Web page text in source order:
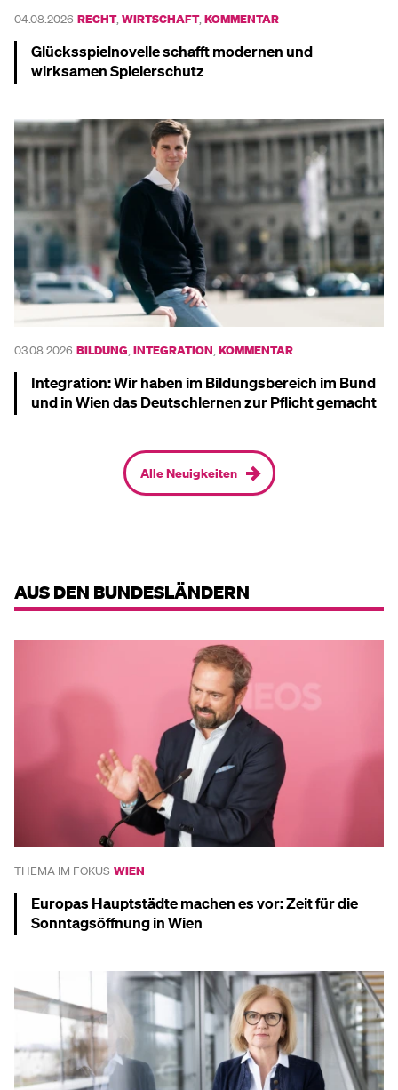
04.08.2026 RECHT, WIRTSCHAFT, KOMMENTAR
Glücksspielnovelle schafft modernen und
wirksamen Spielerschutz
03.08.2026 BILDUNG INTEGRATION KOMMENTAR
Integration: Wir haben im Bildungsbereich im Bund
und in Wien das Deutschlernen zur Pflicht gemacht
Alle Neuigkeiten
AUS DEN BUNDESLÄNDERN
THEMA IM FOKUS WIEN
Europas Hauptstädte machen es vor: Zeit für die
Sonntagsöffnung in Wien